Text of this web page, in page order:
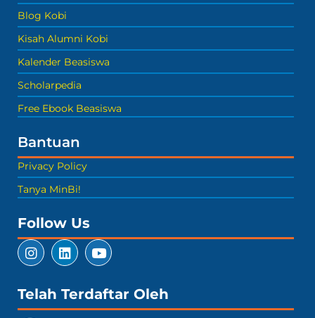
Blog Kobi
Kisah Alumni Kobi
Kalender Beasiswa
Scholarpedia
Free Ebook Beasiswa
Bantuan
Privacy Policy
Tanya MinBi!
Follow Us
Telah Terdaftar Oleh